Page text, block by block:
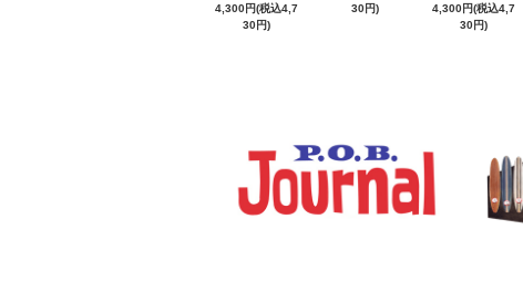
4,300円(税込4,7
30円)
30円)
4,300円(税込4,7
30円)